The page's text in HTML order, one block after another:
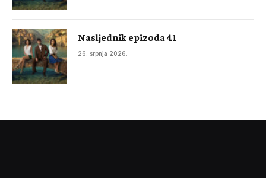
Nasljednik epizoda 41
26. srpnja 2026.